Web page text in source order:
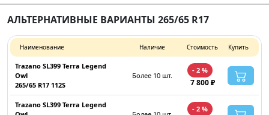
АЛЬТЕРНАТИВНЫЕ ВАРИАНТЫ 265/65 R17
Наименование Наличие Стоимость Купить
Trazano SL399 Terra Legend
Owl
265/65 R17 112S
Более 10 шт.
- 2 %
7 800 ₽
Trazano SL399 Terra Legend
- 2 %